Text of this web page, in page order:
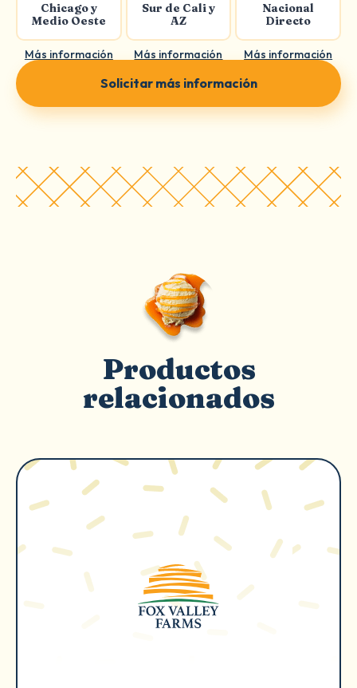
Chicago y
Medio Oeste
Más información
Sur de Cali y
AZ
Más información
Nacional
Directo
Más información
Solicitar más información
Productos
relacionados